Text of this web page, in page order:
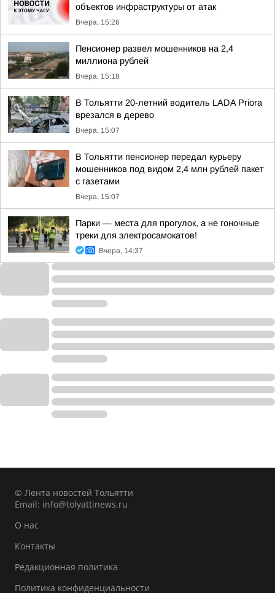
объектов инфраструктуры от атак
Вчера, 15:26
Пенсионер развел мошенников на 2,4
миллиона рублей
Вчера, 15:18
В Тольятти 20-летний водитель LADA Priora
врезался в дерево
Вчера, 15:07
В Тольятти пенсионер передал курьеру
мошенников под видом 2,4 млн рублей пакет
с газетами
Вчера, 15:07
Парки — места для прогулок, а не гоночные
треки для электросамокатов!
Вчера, 14:37
© Лента новостей Тольятти
Email: info@tolyattinews.ru
О нас
Контакты
Редакционная политика
Политика конфиденциальности